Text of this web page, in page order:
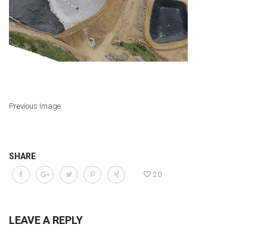
Previous Image
SHARE
20
LEAVE A REPLY